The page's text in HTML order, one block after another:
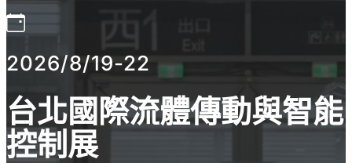
2026/8/19-22
台北國際流體傳動與智能
控制展